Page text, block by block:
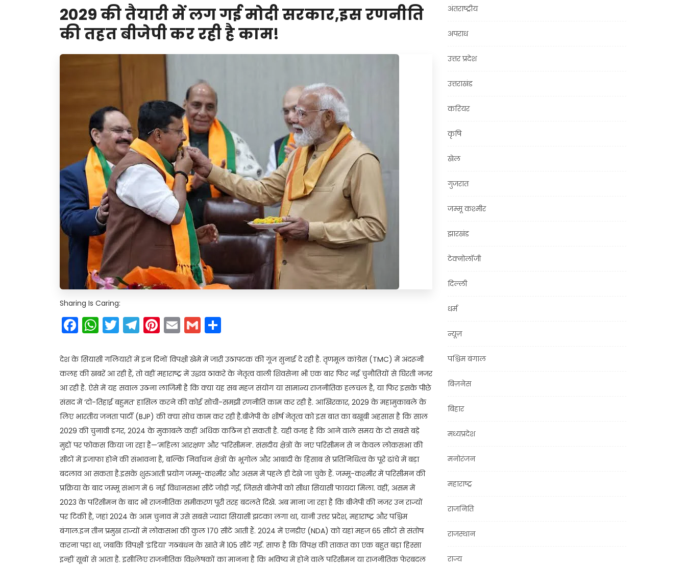
2029 की तैयारी में लग गई मोदी सरकार,इस रणनीति
की तहत बीजेपी कर रही है काम!
Sharing Is Caring:
Facebook
WhatsApp
Twitter
Telegram
Pinterest
EmailGmail
देश के सियासी गलियारों में इन दिनों विपक्षी खेमे में जारी उठापटक की गूंज सुनाई दे रही है. तृणमूल कांग्रेस (TMC) में अंदरूनी
कलह की खबरें आ रही हैं, तो वहीं महाराष्ट्र में उद्धव ठाकरे के नेतृत्व वाली शिवसेना भी एक बार फिर नई चुनौतियों से घिरती नजर
आ रही है. ऐसे में यह सवाल उठना लाजिमी है कि क्या यह सब महज संयोग या सामान्य राजनीतिक हलचल है, या फिर इसके पीछे
संसद में ‘दो-तिहाई बहुमत’ हासिल करने की कोई सोची-समझी रणनीति काम कर रही है. आखिरकार, 2029 के महामुकाबले के
लिए भारतीय जनता पार्टी (BJP) की क्या सोच काम कर रही है.बीजेपी के शीर्ष नेतृत्व को इस बात का बखूबी अहसास है कि साल
2029 की चुनावी डगर, 2024 के मुकाबले कहीं अधिक कठिन हो सकती है. यही वजह है कि आने वाले समय के दो सबसे बड़े
मुद्दों पर फोकस किया जा रहा है—’महिला आरक्षण’ और ‘परिसीमन’. संसदीय क्षेत्रों के नए परिसीमन से न केवल लोकसभा की
सीटों में इजाफा होने की संभावना है, बल्कि निर्वाचन क्षेत्रों के भूगोल और आबादी के हिसाब से प्रतिनिधित्व के पूरे ढांचे में बड़ा
बदलाव आ सकता है.इसके शुरुआती प्रयोग जम्मू-कश्मीर और असम में पहले ही देखे जा चुके हैं. जम्मू-कश्मीर में परिसीमन की
प्रक्रिया के बाद जम्मू संभाग में 6 नई विधानसभा सीटें जोड़ी गईं, जिससे बीजेपी को सीधा सियासी फायदा मिला. वहीं, असम में
2023 के परिसीमन के बाद भी राजनीतिक समीकरण पूरी तरह बदलते दिखे. अब माना जा रहा है कि बीजेपी की नजर उन राज्यों
पर टिकी है, जहां 2024 के आम चुनाव में उसे सबसे ज्यादा सियासी झटका लगा था, यानी उत्तर प्रदेश, महाराष्ट्र और पश्चिम
बंगाल.इन तीन प्रमुख राज्यों में लोकसभा की कुल 170 सीटें आती हैं. 2024 में एनडीए (NDA) को यहां महज 65 सीटों से संतोष
करना पड़ा था, जबकि विपक्षी ‘इंडिया’ गठबंधन के खाते में 105 सीटें गईं. साफ है कि विपक्ष की ताकत का एक बहुत बड़ा हिस्सा
इन्हीं सूबों से आता है. इसीलिए राजनीतिक विश्लेषकों का मानना है कि भविष्य में होने वाले परिसीमन या राजनीतिक फेरबदल
अंतराष्ट्रीय
अपराध
उत्तर प्रदेश
उत्तराखंड
करियर
कृषि
खेल
गुजरात
जम्मू कश्मीर
झारखंड
टेक्नोलॉजी
दिल्ली
धर्म
न्यूज़
पश्चिम बंगाल
बिज़नेस
बिहार
मध्यप्रदेश
मनोरंजन
महाराष्ट्र
राजनिति
राजस्थान
राज्य